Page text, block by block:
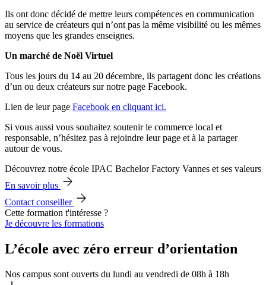
Ils ont donc décidé de mettre leurs compétences en communication
au service de créateurs qui n’ont pas la même visibilité ou les mêmes
moyens que les grandes enseignes.
Un marché de Noël Virtuel
Tous les jours du 14 au 20 décembre, ils partagent donc les créations
d’un ou deux créateurs sur notre page Facebook.
Lien de leur page Facebook en cliquant ici.
Si vous aussi vous souhaitez soutenir le commerce local et
responsable, n’hésitez pas à rejoindre leur page et à la partager
autour de vous.
Découvrez notre école IPAC Bachelor Factory Vannes et ses valeurs
En savoir plus
Contact conseiller
Cette formation t'intéresse ?
Je découvre les formations
L’école avec zéro erreur d’orientation
Nos campus sont ouverts du lundi au vendredi de 08h à 18h